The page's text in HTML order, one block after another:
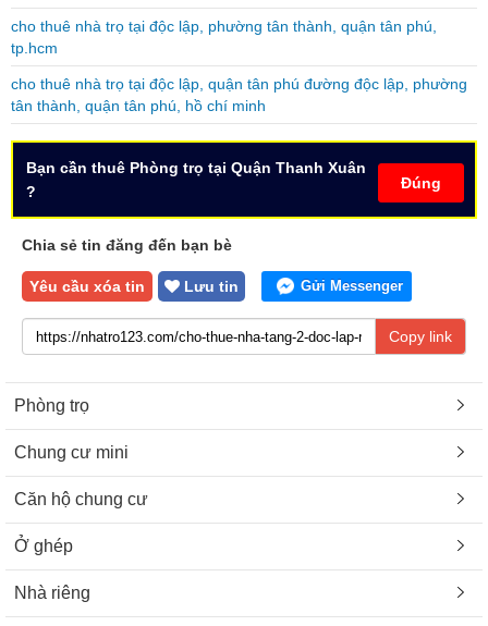
cho thuê nhà trọ tại độc lập, phường tân thành, quận tân phú,
tp.hcm
cho thuê nhà trọ tại độc lập, quận tân phú đường độc lập, phường
tân thành, quận tân phú, hồ chí minh
Đúng
Bạn cần thuê Phòng trọ tại Quận Thanh Xuân
?
Chia sẻ tin đăng đến bạn bè
Yêu cầu xóa tin Lưu tin Gửi Messenger
Copy link
Phòng trọ
Chung cư mini
Căn hộ chung cư
Ở ghép
Nhà riêng